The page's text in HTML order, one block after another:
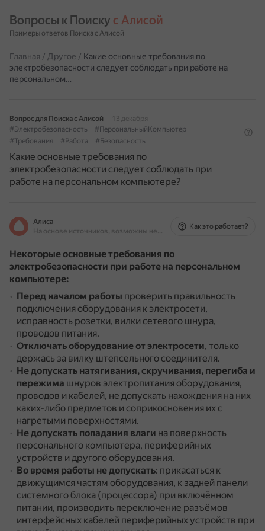
Вопросы к Поиску с Алисой
Примеры ответов Поиска с Алисой
Главная / Другое / Какие основные требования по
электробезопасности следует соблюдать при работе на
персональном…
Вопрос для Поиска с Алисой
13 декабря
#Электробезопасность
#ПерсональныйКомпьютер
#Требования
#Работа #Безопасность
Какие основные требования по
электробезопасности следует соблюдать при
работе на персональном компьютере?
Алиса
На основе источников, возможны неточности
Как это работает?
Некоторые основные требования по
электробезопасности при работе на персональном
компьютере:
Перед началом работы проверить правильность
подключения оборудования к электросети,
исправность розетки, вилки сетевого шнура,
проводов питания.
Отключать оборудование от электросети, только
держась за вилку штепсельного соединителя.
Не допускать натягивания, скручивания, перегиба и
пережима шнуров электропитания оборудования,
проводов и кабелей, не допускать нахождения на них
каких-либо предметов и соприкосновения их с
нагретыми поверхностями.
Не допускать попадания влаги на поверхность
персонального компьютера, периферийных
устройств и другого оборудования.
Во время работы не допускать: прикасаться к
движущимся частям оборудования, к задней панели
системного блока (процессора) при включённом
питании, производить переключение разъёмов
интерфейсных кабелей периферийных устройств при